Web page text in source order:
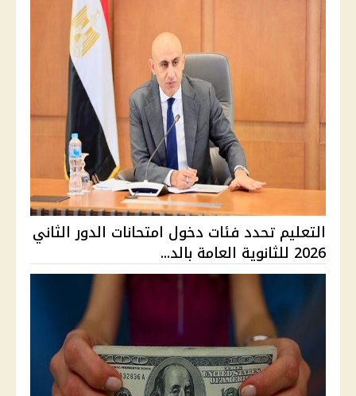
التعليم تحدد فئات دخول امتحانات الدور الثاني
2026 للثانوية العامة بالد...